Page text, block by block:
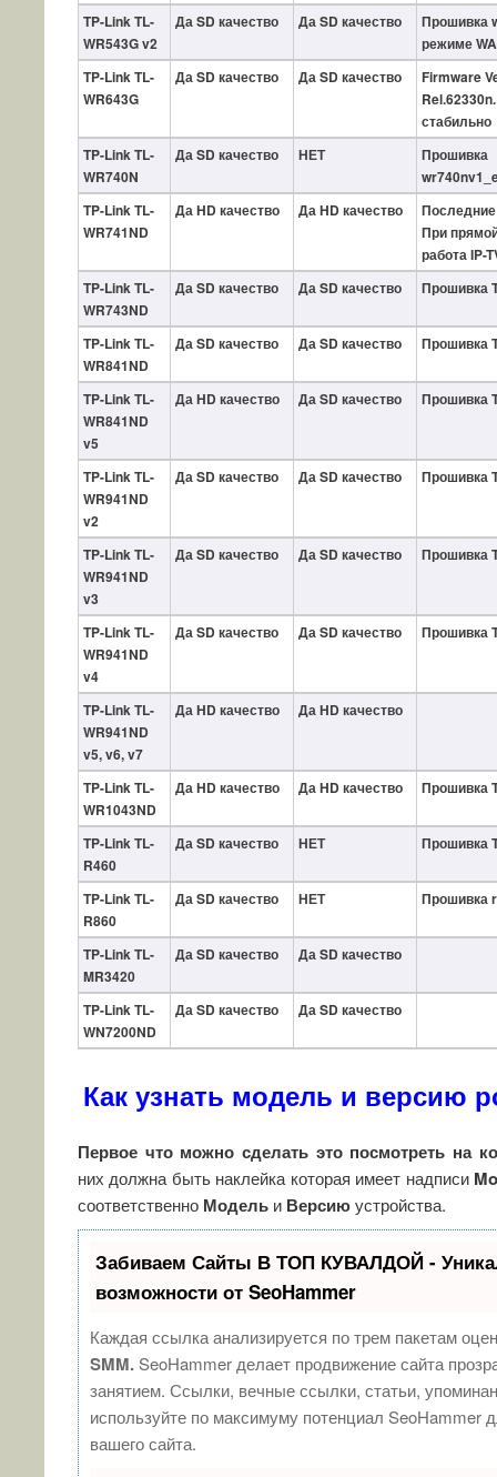
TP-Link TL-
WR543G v2
Да SD качество Да SD качество
Прошивка
режиме
TP-Link TL-
WR643G
Да SD качество Да SD качество
Firmware
стабильно
TP-Link TL-
WR740N
Да SD качество НЕТ
Прошивка
TP-Link TL-
WR741ND
Да HD качество Да HD качество
При
работа IP-
TP-Link TL-
WR743ND
Да SD качество Да SD качество Прошивка
TP-Link TL-
WR841ND
Да SD качество Да SD качество Прошивка
TP-Link TL-
WR841ND
v5
Да HD качество Да SD качество Прошивка
TP-Link TL-
WR941ND
v2
Да SD качество Да SD качество Прошивка
TP-Link TL-
WR941ND
v3
Да SD качество Да SD качество Прошивка
TP-Link TL-
WR941ND
v4
Да SD качество Да SD качество Прошивка
TP-Link TL-
WR941ND
v5, v6, v7
Да HD качество Да HD качество
TP-Link TL-
WR1043ND
Да HD качество Да HD качество Прошивка
TP-Link TL-
R460
Да SD качество НЕТ Прошивка
TP-Link TL-
R860
Да SD качество НЕТ Прошивка
TP-Link TL-
MR3420
Да SD качество Да SD качество
TP-Link TL-
WN7200ND
Да SD качество Да SD качество
Как узнать модель и версию
Первое что можно сделать это посмотреть на
них должна быть наклейка которая имеет надписи
соответственно Модельи Версиюустройства.
Забиваем Сайты В ТОП КУВАЛДОЙ -
возможности от SeoHammer
Каждая ссылка анализируется по трем пакетам
SMM.SeoHammer делает продвижение сайта
занятием. Ссылки, вечные ссылки, статьи,
используйте по максимуму потенциал SeoHammer
вашего сайта.